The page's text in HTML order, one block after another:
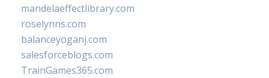
mandelaeffectlibrary.com
roselynns.com
balanceyoganj.com
salesforceblogs.com
TrainGames365.com